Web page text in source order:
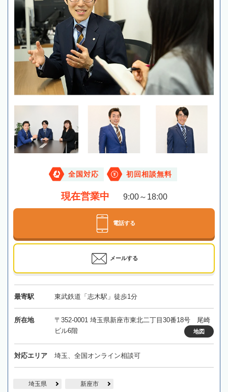
全国対応 初回相談無料
現在営業中 9:00～18:00
電話する
メールする
最寄駅 東武鉄道「志木駅」徒歩1分
所在地
〒352-0001 埼玉県新座市東北二丁目30番18号 尾崎
ビル6階
地図
対応エリア 埼玉、全国オンライン相談可
埼玉県 新座市